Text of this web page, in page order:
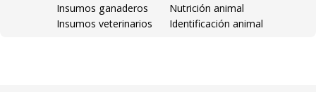
Insumos ganaderos
Nutrición animal
Insumos veterinarios
Identificación animal